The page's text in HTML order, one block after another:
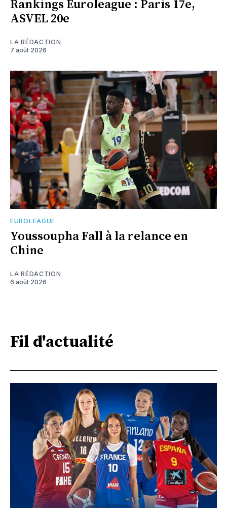
Rankings Euroleague : Paris 17e,
ASVEL 20e
LA RÉDACTION
7 août 2026
EUROLEAGUE
Youssoupha Fall à la relance en
Chine
LA RÉDACTION
6 août 2026
Fil d'actualité